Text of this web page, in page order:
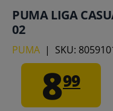
PUMA LIGA
02
PUMA | SKU:
899